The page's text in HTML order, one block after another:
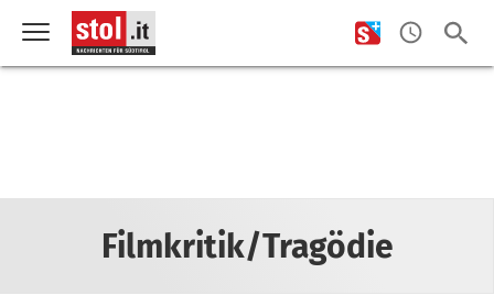
Filmkritik/Tragödie